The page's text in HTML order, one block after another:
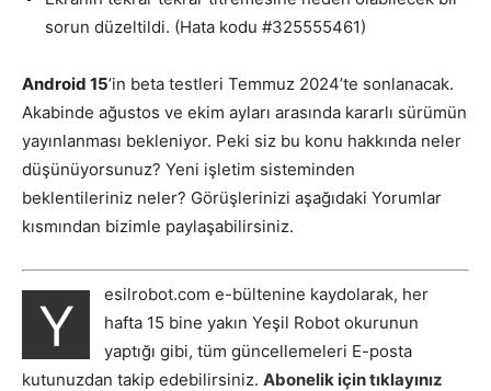
sorun düzeltildi. (Hata kodu #325555461)
Android 15’in beta testleri Temmuz 2024’te sonlanacak.
Akabinde ağustos ve ekim ayları arasında kararlı sürümün
yayınlanması bekleniyor. Peki siz bu konu hakkında neler
düşünüyorsunuz? Yeni işletim sisteminden
beklentileriniz neler? Görüşlerinizi aşağıdaki Yorumlar
kısmından bizimle paylaşabilirsiniz.
Y
esilrobot.com e-bültenine kaydolarak, her
hafta 15 bine yakın Yeşil Robot okurunun
yaptığı gibi, tüm güncellemeleri E-posta
kutunuzdan takip edebilirsiniz. Abonelik için tıklayınız